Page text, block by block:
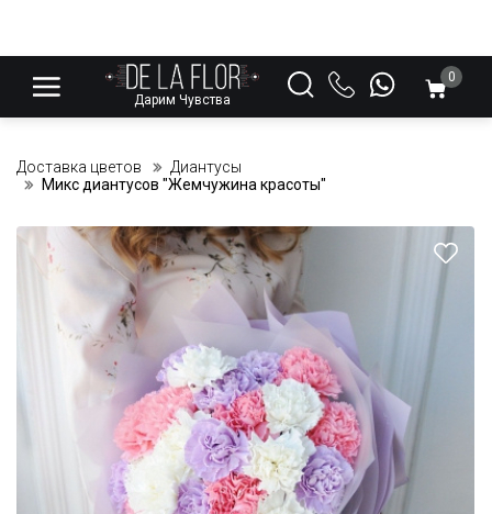
Дарим Чувства
0
Доставка цветов
Диантусы
Микс диантусов "Жемчужина красоты"